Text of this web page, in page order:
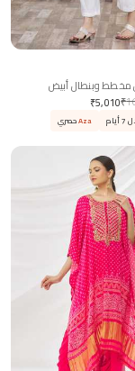
مخطط وبنطال أبيض
₹5,010₹
Azaحصري